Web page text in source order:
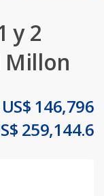
y 2
Millon
US$ 146,796
259,144.6